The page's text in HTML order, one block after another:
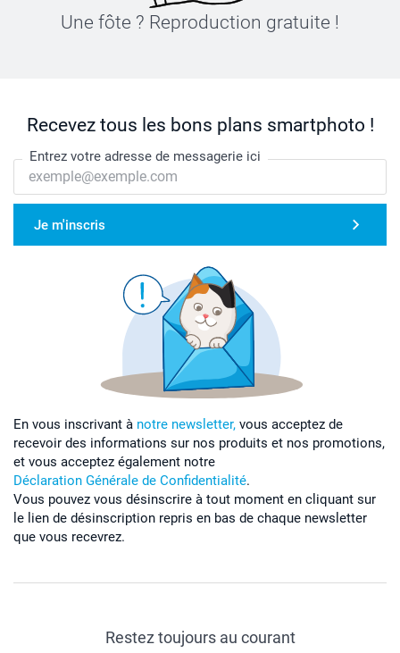
Une fôte ? Reproduction gratuite !
Recevez tous les bons plans smartphoto !
Entrez votre adresse de messagerie ici
Je m'inscris
En vous inscrivant à notre newsletter, vous acceptez de
recevoir des informations sur nos produits et nos promotions,
et vous acceptez également notre
Déclaration Générale de Confidentialité.
Vous pouvez vous désinscrire à tout moment en cliquant sur
le lien de désinscription repris en bas de chaque newsletter
que vous recevrez.
Restez toujours au courant